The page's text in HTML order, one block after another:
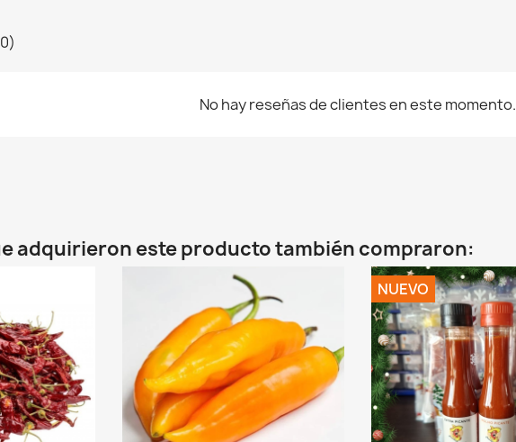
No hay reseñas de clientes en este momento.
adquirieron este producto también compraron:
NUEVO